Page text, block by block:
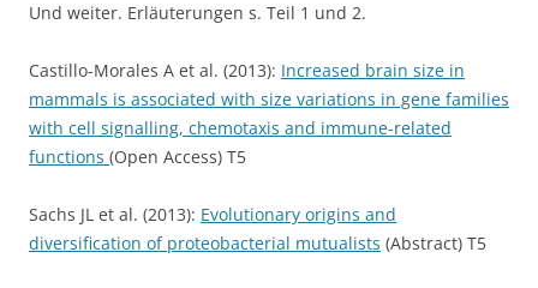
Und weiter. Erläuterungen s. Teil 1 und 2.
Castillo-Morales A et al. (2013): Increased brain size in
mammals is associated with size variations in gene families
with cell signalling, chemotaxis and immune-related
functions (Open Access) T5
Sachs JL et al. (2013): Evolutionary origins and
diversification of proteobacterial mutualists (Abstract) T5